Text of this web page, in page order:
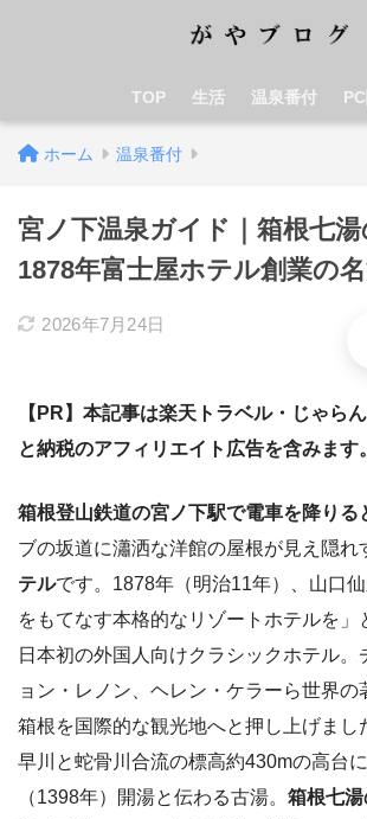
TOP 生活 温泉番付
ホーム 温泉番付
宮ノ下温泉ガイド｜箱根七湯
1878年富士屋ホテル創業の
2026年7月24日
【PR】本記事は楽天トラベル・じゃら
と納税のアフィリエイト広告を含みます。
箱根登山鉄道の宮ノ下駅で電車を降りる
ブの坂道に瀟洒な洋館の屋根が見え隠
テルです。1878年（明治11年）、山口
をもてなす本格的なリゾートホテルを」
日本初の外国人向けクラシックホテル。
ョン・レノン、ヘレン・ケラーら世界の
箱根を国際的な観光地へと押し上げまし
早川と蛇骨川合流の標高約430mの高台
（1398年）開湯と伝わる古湯。 箱根七湯